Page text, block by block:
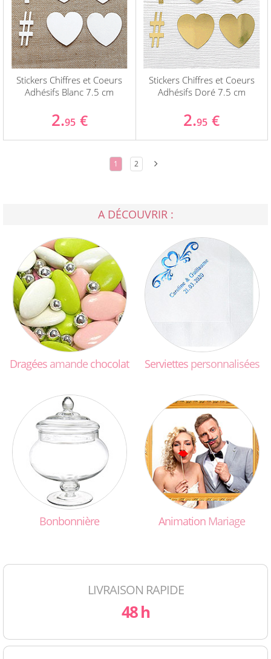
Stickers Chiffres et Coeurs
Adhésifs Blanc 7.5 cm
2.95 €
Stickers Chiffres et Coeurs
Adhésifs Doré 7.5 cm
2.95 €
1 2
A DÉCOUVRIR :
Dragées amande chocolat Serviettes personnalisées
Bonbonnière Animation Mariage
LIVRAISON RAPIDE
48 h